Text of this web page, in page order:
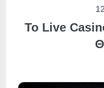
Το Live